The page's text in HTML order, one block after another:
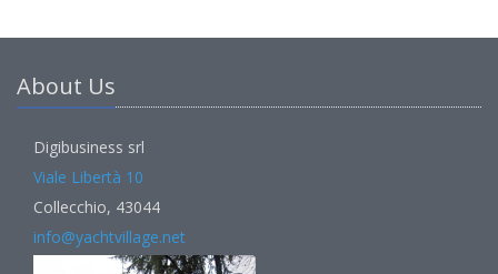
About Us
Digibusiness srl
Viale Libertà 10
Collecchio, 43044
info@yachtvillage.net